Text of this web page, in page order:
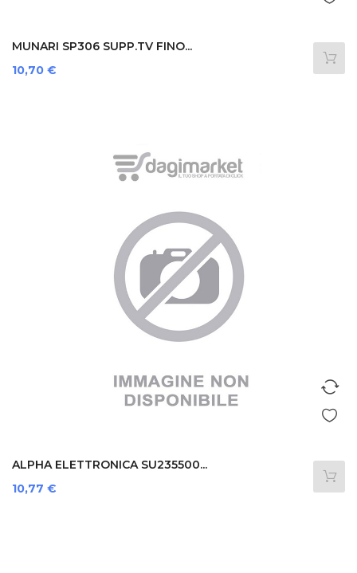
MUNARI SP306 SUPP.TV FINO...
Prezzo
10,70 €
ALPHA ELETTRONICA SU235500...
Prezzo
10,77 €